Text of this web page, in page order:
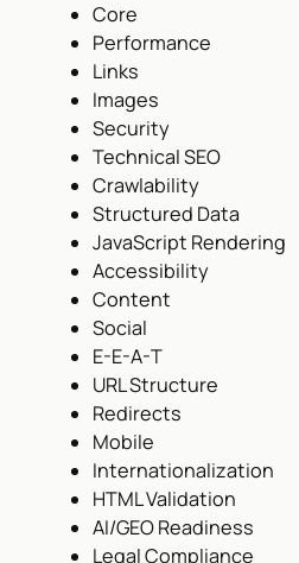
Core
Performance
Links
Images
Security
Technical SEO
Crawlability
Structured Data
JavaScript Rendering
Accessibility
Content
Social
E-E-A-T
URL Structure
Redirects
Mobile
Internationalization
HTML Validation
AI/GEO Readiness
Legal Compliance